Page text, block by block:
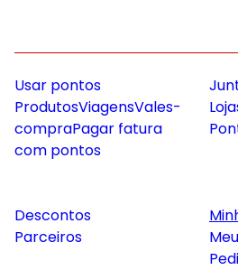
Usar pontos
ProdutosViagensVales-
compraPagar fatura
com pontos
Descontos
Parceiros